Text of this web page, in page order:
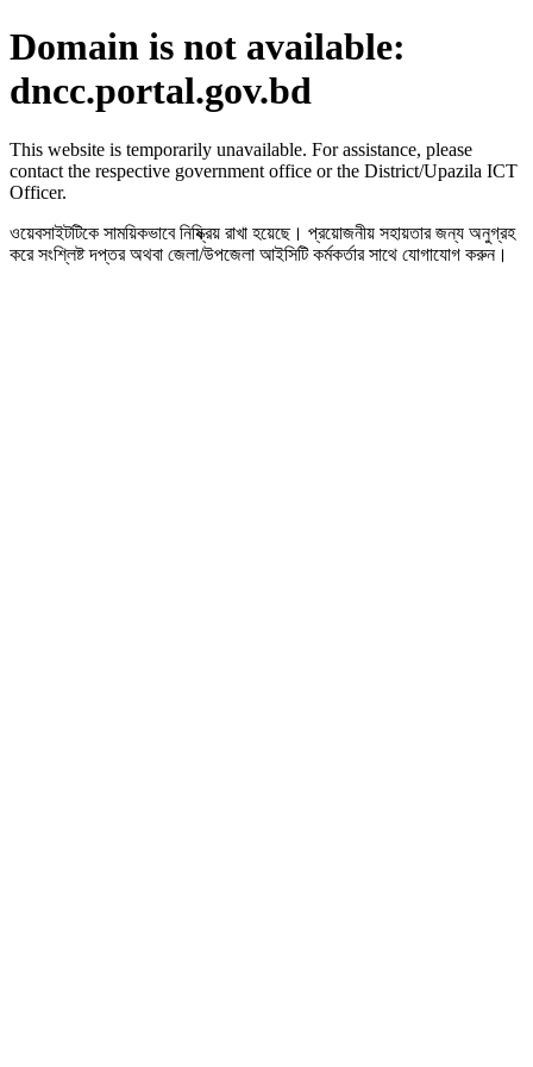
Domain is not available:
dncc.portal.gov.bd
This website is temporarily unavailable. For assistance, please
contact the respective government office or the District/Upazila ICT
Officer.
ওয়েবসাইটটিকে সাময়িকভাবে নিষ্ক্রিয় রাখা হয়েছে। প্রয়োজনীয় সহায়তার জন্য অনুগ্রহ
করে সংশ্লিষ্ট দপ্তর অথবা জেলা/উপজেলা আইসিটি কর্মকর্তার সাথে যোগাযোগ করুন।